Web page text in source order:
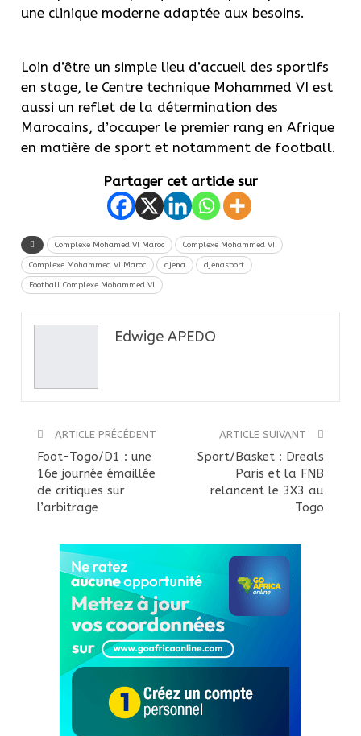
une clinique moderne adaptée aux besoins.
Loin d’être un simple lieu d’accueil des sportifs
en stage, le Centre technique Mohammed VI est
aussi un reflet de la détermination des
Marocains, d’occuper le premier rang en Afrique
en matière de sport et notamment de football.
Partager cet article sur
Complexe Mohamed VI Maroc Complexe Mohammed VI
Complexe Mohammed VI Maroc djena djenasport
Football Complexe Mohammed VI
Edwige APEDO
ARTICLE PRÉCÉDENT
Foot-Togo/D1 : une
16e journée émaillée
de critiques sur
l’arbitrage
ARTICLE SUIVANT
Sport/Basket : Dreals
Paris et la FNB
relancent le 3X3 au
Togo